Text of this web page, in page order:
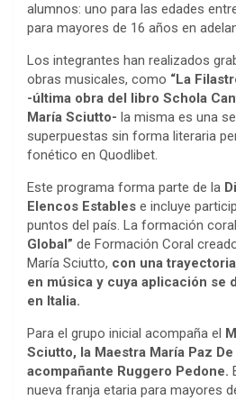
alumnos: uno para las edades
para mayores de 16 años en
Los integrantes han realizados
obras musicales, como “La
-última obra del libro Schola
María Sciutto- la misma es una
superpuestas sin forma literaria
fonético en Quodlibet.
Este programa forma parte de la
Elencos Estables e incluye
puntos del país. La formación
Global” de Formación Coral
María Sciutto, con una
en música y cuya aplicación se
en Italia.
Para el grupo inicial acompaña el
Sciutto, la Maestra María Paz
acompañante Ruggero Pedone.
nueva franja etaria para mayores